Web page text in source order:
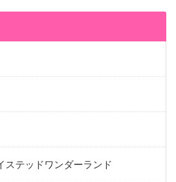
ステッドワンダーランド